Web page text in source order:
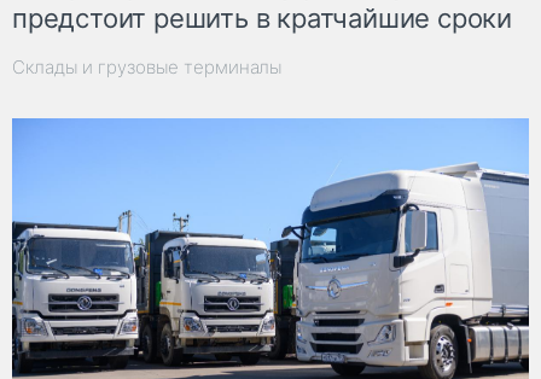
предстоит решить в кратчайшие сроки
Склады и грузовые терминалы